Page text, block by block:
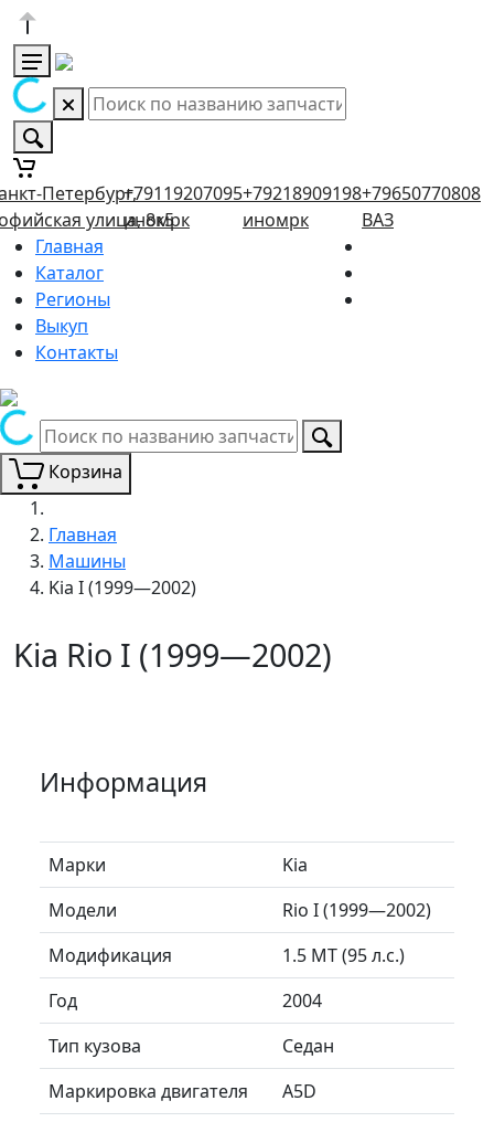
Петербург,
улица, 8к5
+79119207095
иномрк
+79218909198
иномрк
+79650770808
ВАЗ
Главная
Каталог
Регионы
Выкуп
Контакты
Корзина
Главная
Машины
Kia I (1999—2002)
Kia Rio I (1999—2002)
Информация
Марки
Kia
Модели
Rio I (1999—2002)
Модификация
1.5 MT (95 л.с.)
Год
2004
Тип кузова
Седан
Маркировка двигателя
A5D